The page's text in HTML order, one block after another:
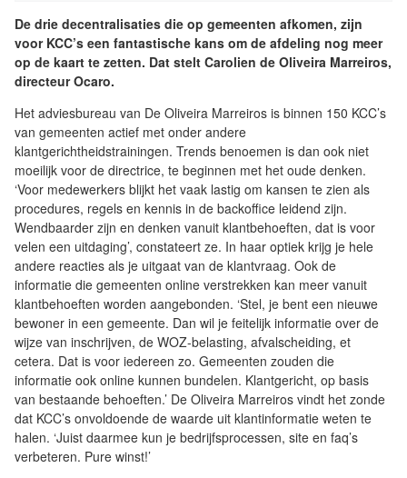
De drie decentralisaties die op gemeenten afkomen, zijn
voor KCC’s een fantastische kans om de afdeling nog meer
op de kaart te zetten. Dat stelt Carolien de Oliveira Marreiros,
directeur Ocaro.
Het adviesbureau van De Oliveira Marreiros is binnen 150 KCC’s
van gemeenten actief met onder andere
klantgerichtheidstrainingen. Trends benoemen is dan ook niet
moeilijk voor de directrice, te beginnen met het oude denken.
‘Voor medewerkers blijkt het vaak lastig om kansen te zien als
procedures, regels en kennis in de backoffice leidend zijn.
Wendbaarder zijn en denken vanuit klantbehoeften, dat is voor
velen een uitdaging’, constateert ze. In haar optiek krijg je hele
andere reacties als je uitgaat van de klantvraag. Ook de
informatie die gemeenten online verstrekken kan meer vanuit
klantbehoeften worden aangebonden. ‘Stel, je bent een nieuwe
bewoner in een gemeente. Dan wil je feitelijk informatie over de
wijze van inschrijven, de WOZ-belasting, afvalscheiding, et
cetera. Dat is voor iedereen zo. Gemeenten zouden die
informatie ook online kunnen bundelen. Klantgericht, op basis
van bestaande behoeften.’ De Oliveira Marreiros vindt het zonde
dat KCC’s onvoldoende de waarde uit klantinformatie weten te
halen. ‘Juist daarmee kun je bedrijfsprocessen, site en faq’s
verbeteren. Pure winst!’